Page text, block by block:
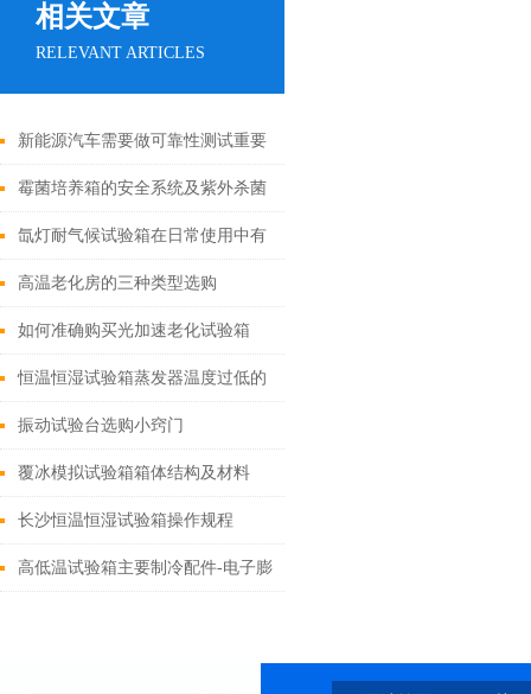
相关文章
RELEVANT ARTICLES
新能源汽车需要做可靠性测试重要
性
霉菌培养箱的安全系统及紫外杀菌
系统
氙灯耐气候试验箱在日常使用中有
三大特点
高温老化房的三种类型选购
如何准确购买光加速老化试验箱
恒温恒湿试验箱蒸发器温度过低的
原因
振动试验台选购小窍门
覆冰模拟试验箱箱体结构及材料
长沙恒温恒湿试验箱操作规程
高低温试验箱主要制冷配件-电子膨